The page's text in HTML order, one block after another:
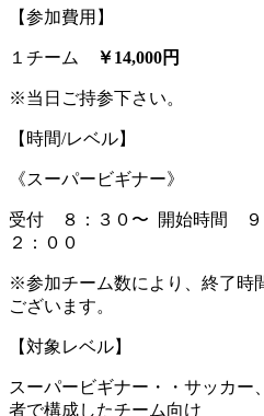
【参加費用】
１チーム ￥14,000円
※当日ご持参下さい。
【時間/レベル】
《スーパービギナー》
受付 ８：３０〜 開始時間
２：００
※参加チーム数により、終了時
ございます。
【対象レベル】
スーパービギナー・・サッカー
者で構成したチーム向け